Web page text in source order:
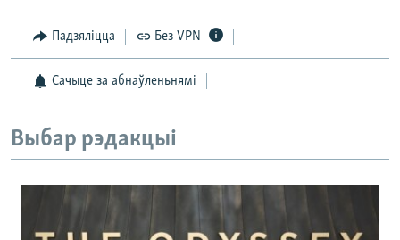
Падзяліцца Без VPN
Сачыце за абнаўленьнямі
Выбар рэдакцыі